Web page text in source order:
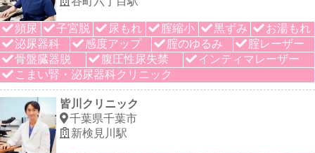
頻尿 子宮脱 尿もれ 腟縮小 黒ずみ
お湯もれ
泌尿器科
感度アップ 腟のゆるみ
腟レーザー
骨盤臓器脱
腹圧性尿失禁
インティマレーザー
こまい腎・泌尿器科クリニック
皆川クリニック
千葉県千葉市
新検見川駅